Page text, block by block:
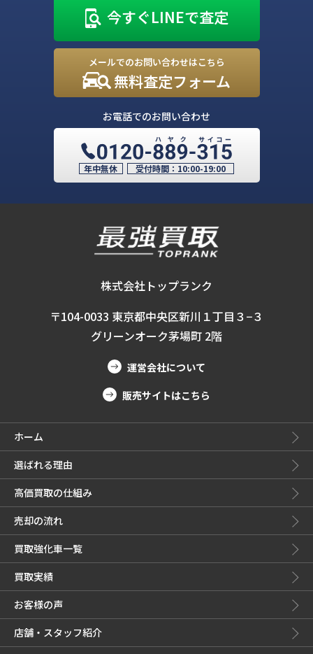
今すぐLINEで査定
メールでのお問い合わせはこちら
無料査定フォーム
お電話でのお問い合わせ
年中無休 受付時間： 10:00-19:00
株式会社トップランク
〒104-0033 東京都中央区新川１丁目３−３
グリーンオーク茅場町 2階
運営会社について
販売サイトはこちら
ホーム
選ばれる理由
高価買取の仕組み
売却の流れ
買取強化車一覧
買取実績
お客様の声
店舗・スタッフ紹介